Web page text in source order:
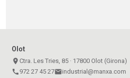
Olot
place Ctra. Les Tries, 85 · 17800 Olot (Girona)
call 972 27 45 27emailindustrial@manxa.com